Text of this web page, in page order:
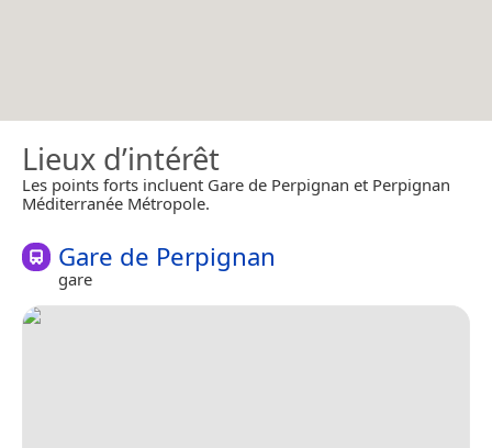
Lieux d’intérêt
Les points forts incluent Gare de Perpignan et Perpignan
Méditerranée Métropole.
Gare de Perpignan
gare